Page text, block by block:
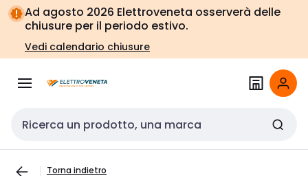
Vai alla
navigazione
Vai
alla
pagina
Ad agosto 2026 Elettroveneta osserverà delle
chiusure per il periodo estivo.
Vedi calendario chiusure
Cerca input
Torna indietro